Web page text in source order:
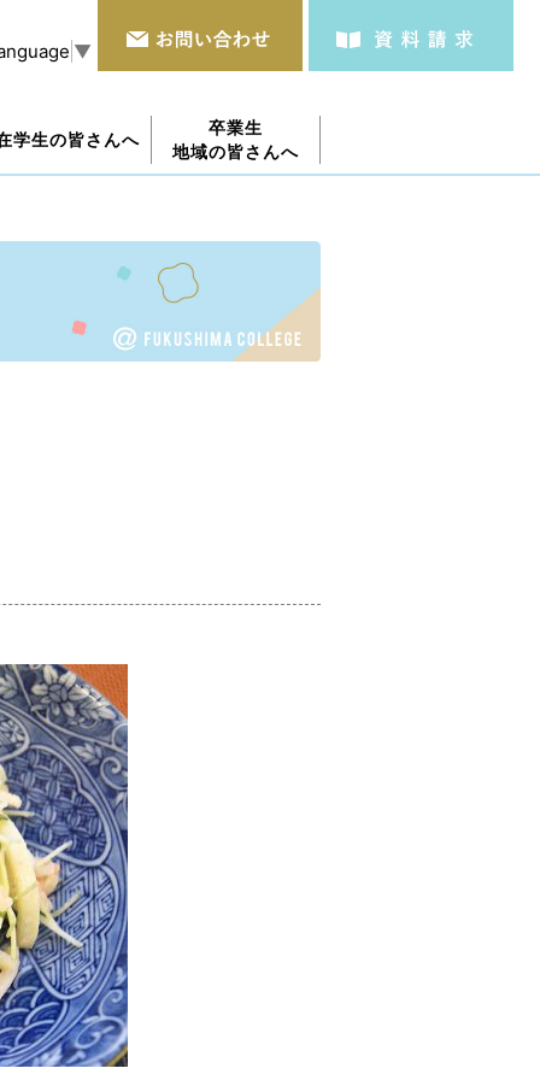
▼
学生の皆さんへ
卒業生
地域の皆さんへ